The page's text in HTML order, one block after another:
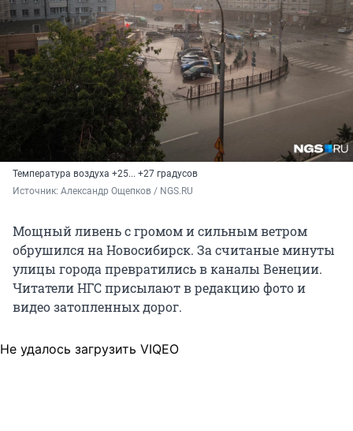
Температура воздуха +25... +27 градусов
Источник: Александр Ощепков / NGS.RU
Мощный ливень с громом и сильным ветром
обрушился на Новосибирск. За считаные минуты
улицы города превратились в каналы Венеции.
Читатели НГС присылают в редакцию фото и
видео затопленных дорог.
Не удалось загрузить VIQEO